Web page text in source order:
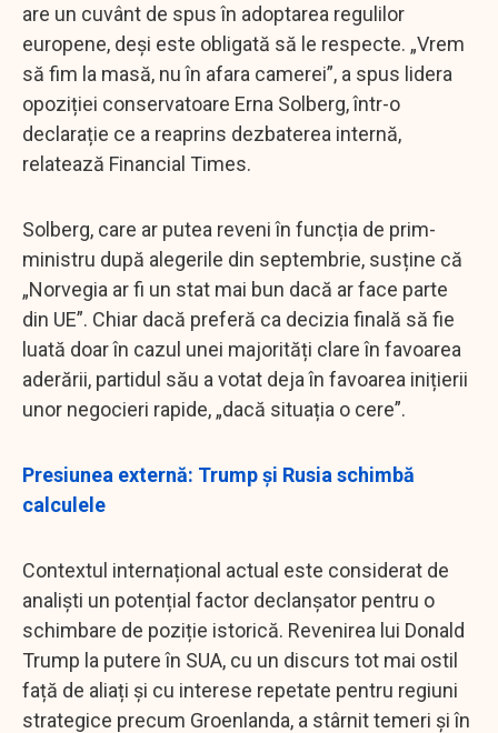
are un cuvânt de spus în adoptarea regulilor
europene, deși este obligată să le respecte. „Vrem
să fim la masă, nu în afara camerei”, a spus lidera
opoziției conservatoare Erna Solberg, într-o
declarație ce a reaprins dezbaterea internă,
relatează Financial Times.
Solberg, care ar putea reveni în funcția de prim-
ministru după alegerile din septembrie, susține că
„Norvegia ar fi un stat mai bun dacă ar face parte
din UE”. Chiar dacă preferă ca decizia finală să fie
luată doar în cazul unei majorități clare în favoarea
aderării, partidul său a votat deja în favoarea inițierii
unor negocieri rapide, „dacă situația o cere”.
Presiunea externă: Trump și Rusia schimbă
calculele
Contextul internațional actual este considerat de
analiști un potențial factor declanșator pentru o
schimbare de poziție istorică. Revenirea lui Donald
Trump la putere în SUA, cu un discurs tot mai ostil
față de aliați și cu interese repetate pentru regiuni
strategice precum Groenlanda, a stârnit temeri și în